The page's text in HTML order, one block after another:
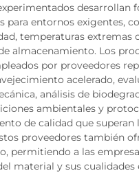
desarrollan
para entornos exigentes,
temperaturas extremas
almacenamiento. Los
por proveedores
acelerado,
análisis de
ambientales y
de calidad que superan
proveedores también
permitiendo a las
material y sus cualidades